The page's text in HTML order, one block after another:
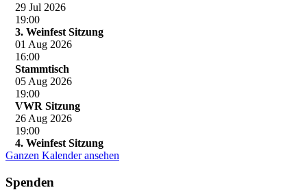
29 Jul 2026
19:00
3. Weinfest Sitzung
01 Aug 2026
16:00
Stammtisch
05 Aug 2026
19:00
VWR Sitzung
26 Aug 2026
19:00
4. Weinfest Sitzung
Ganzen Kalender ansehen
Spenden